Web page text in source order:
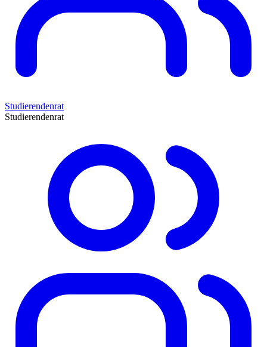
Studierendenrat
Studierendenrat